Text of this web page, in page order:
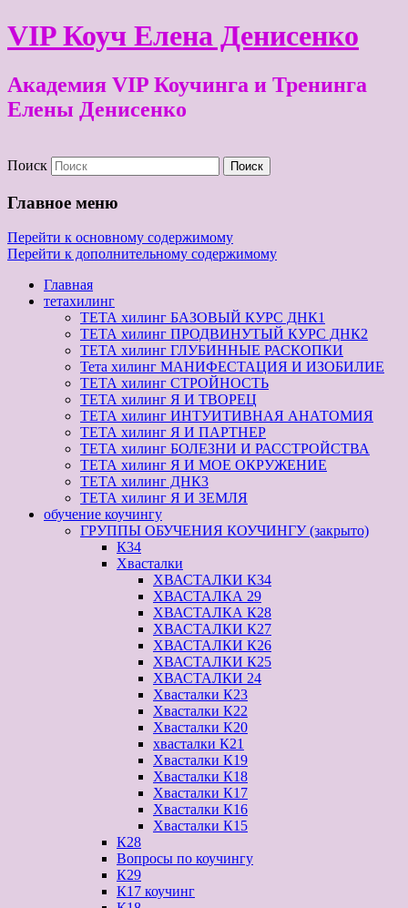
VIP Коуч Елена Денисенко
Академия VIP Коучинга и Тренинга
Елены Денисенко
Поиск
Главное меню
Перейти к основному содержимому
Перейти к дополнительному содержимому
Главная
тетахилинг
ТЕТА хилинг БАЗОВЫЙ КУРС ДНК1
ТЕТА хилинг ПРОДВИНУТЫЙ КУРС ДНК2
ТЕТА хилинг ГЛУБИННЫЕ РАСКОПКИ
Тета хилинг МАНИФЕСТАЦИЯ И ИЗОБИЛИЕ
ТЕТА хилинг СТРОЙНОСТЬ
ТЕТА хилинг Я И ТВОРЕЦ
ТЕТА хилинг ИНТУИТИВНАЯ АНАТОМИЯ
ТЕТА хилинг Я И ПАРТНЕР
ТЕТА хилинг БОЛЕЗНИ И РАССТРОЙСТВА
ТЕТА хилинг Я И МОЕ ОКРУЖЕНИЕ
ТЕТА хилинг ДНК3
ТЕТА хилинг Я И ЗЕМЛЯ
обучение коучингу
ГРУППЫ ОБУЧЕНИЯ КОУЧИНГУ (закрыто)
К34
Хвасталки
ХВАСТАЛКИ К34
ХВАСТАЛКА 29
ХВАСТАЛКА К28
ХВАСТАЛКИ К27
ХВАСТАЛКИ К26
ХВАСТАЛКИ К25
ХВАСТАЛКИ 24
Хвасталки К23
Хвасталки К22
Хвасталки К20
хвасталки К21
Хвасталки К19
Хвасталки К18
Хвасталки К17
Хвасталки К16
Хвасталки К15
К28
Вопросы по коучингу
К29
К17 коучинг